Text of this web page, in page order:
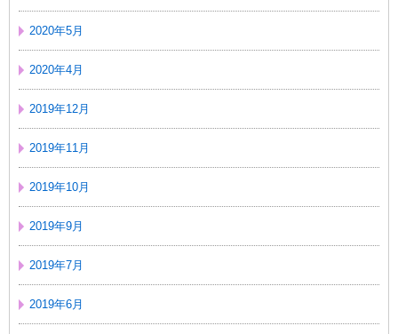
2020年5月
2020年4月
2019年12月
2019年11月
2019年10月
2019年9月
2019年7月
2019年6月